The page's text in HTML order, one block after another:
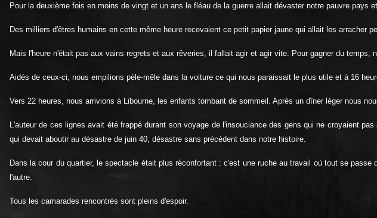
Pour la deuxième fois en moins de vingt et un ans le fléau de la guerre allait dévaster notre pauvre pays
Des milliers d'êtres humains en cette même heure recevaient ce petit papier jaune qui allait les arracher
Mais l'heure n'était pas aux vains regrets et aux rêveries, il fallait agir et agir vite. Pour gagner du
Aidés de ceux-ci, nous empilions pèle-mêle dans la voiture ce qui nous paraissait le plus utile et à 16
Vers 22 heures, nous arrivions à Libourne, les enfants tombant de sommeil. Après un dîner léger nous
L'auteur de ces lignes avait été frappé durant son voyage de l'insouciance des gens qui ne croyaient
qui devait aboutir au désastre de juin 40, désastre sans précédent dans notre histoire.
Dans la cour du quartier, le spectacle était plus réconfortant : c'est une ruche au travail où tout se
l'autre.
Tous les camarades rencontrés sont pleins d'espoir.